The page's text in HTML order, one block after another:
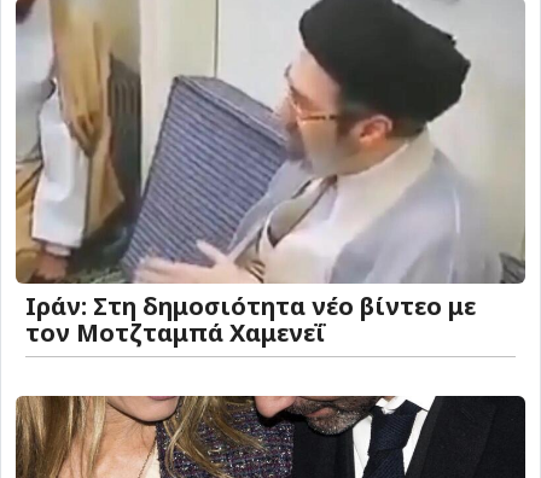
Ιράν: Στη δημοσιότητα νέο βίντεο με
τον Μοτζταμπά Χαμενεΐ